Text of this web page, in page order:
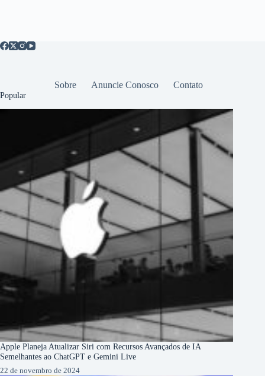
Sobre Anuncie Conosco Contato
Popular
Apple Planeja Atualizar Siri com Recursos Avançados de IA
Semelhantes ao ChatGPT e Gemini Live
22 de novembro de 2024